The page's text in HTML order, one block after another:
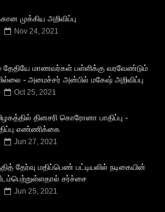
முக்கிய அறிவிப்பு
Nov 24, 2021
மாணவர்கள் பள்ளிக்கு வரவேண்டும்
- அமைச்சர் அன்பில் மகேஷ் அறிவிப்பு
Oct 25, 2021
தினசரி கொரோனா பாதிப்பு -
எண்ணிக்கை
Jun 27, 2021
தேர்வு மதிப்பெண் பட்டியலில் நடிகையின்
சர்ச்சை
Jun 25, 2021